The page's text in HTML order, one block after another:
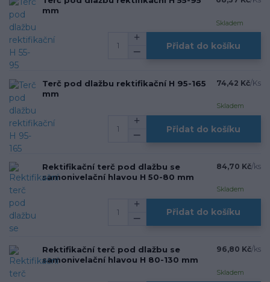
mm
Skladem
Přidat do košíku
Terč pod dlažbu rektifikační H 95-165
mm
74,42 Kč/Ks
Skladem
Přidat do košíku
Rektifikační terč pod dlažbu se
samonivelační hlavou H 50-80 mm
84,70 Kč/ks
Skladem
Přidat do košíku
Rektifikační terč pod dlažbu se
samonivelační hlavou H 80-130 mm
96,80 Kč/ks
Skladem